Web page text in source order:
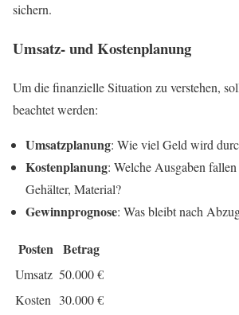
sichern.
Umsatz- und Kostenplanung
Um die finanzielle Situation zu verstehen,
beachtet werden:
Umsatzplanung: Wie viel Geld wird
Kostenplanung: Welche Ausgaben
Gehälter, Material?
Gewinnprognose: Was bleibt nach
Posten Betrag
Umsatz 50.000 €
Kosten 30.000 €